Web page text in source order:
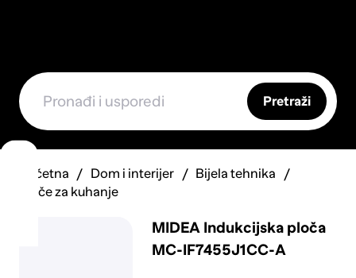
Pretraži
Početna Dom i interijer
Bijela tehnika
Ploče za kuhanje
MIDEA Indukcijska ploča
MC-IF7455J1CC-A